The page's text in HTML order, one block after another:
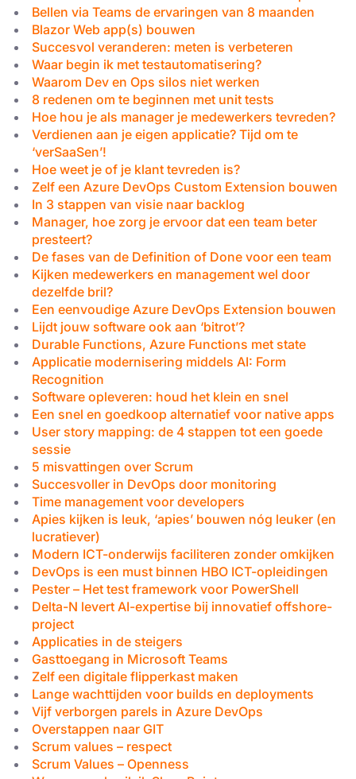
Bellen via Teams de ervaringen van 8 maanden
Blazor Web app(s) bouwen
Succesvol veranderen: meten is verbeteren
Waar begin ik met testautomatisering?
Waarom Dev en Ops silos niet werken
8 redenen om te beginnen met unit tests
Hoe hou je als manager je medewerkers tevreden?
Verdienen aan je eigen applicatie? Tijd om te
‘verSaaSen’!
Hoe weet je of je klant tevreden is?
Zelf een Azure DevOps Custom Extension bouwen
In 3 stappen van visie naar backlog
Manager, hoe zorg je ervoor dat een team beter
presteert?
De fases van de Definition of Done voor een team
Kijken medewerkers en management wel door
dezelfde bril?
Een eenvoudige Azure DevOps Extension bouwen
Lijdt jouw software ook aan ‘bitrot’?
Durable Functions, Azure Functions met state
Applicatie modernisering middels AI: Form
Recognition
Software opleveren: houd het klein en snel
Een snel en goedkoop alternatief voor native apps
User story mapping: de 4 stappen tot een goede
sessie
5 misvattingen over Scrum
Succesvoller in DevOps door monitoring
Time management voor developers
Apies kijken is leuk, ‘apies’ bouwen nóg leuker (en
lucratiever)
Modern ICT-onderwijs faciliteren zonder omkijken
DevOps is een must binnen HBO ICT-opleidingen
Pester – Het test framework voor PowerShell
Delta-N levert AI-expertise bij innovatief offshore-
project
Applicaties in de steigers
Gasttoegang in Microsoft Teams
Zelf een digitale flipperkast maken
Lange wachttijden voor builds en deployments
Vijf verborgen parels in Azure DevOps
Overstappen naar GIT
Scrum values – respect
Scrum Values – Openness
Blijf voorop met inzicht
dat werkt
Ontvang 6 keer per jaar updates, events en
succesverhalen in je inbox.